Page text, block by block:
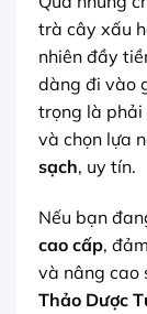
trà cây xấu
nhiên đầy
dàng đi vào
trọng là phải
và chọn lựa
sạch, uy tín.
Nếu bạn
cao cấp,
và nâng cao
Thảo Dược